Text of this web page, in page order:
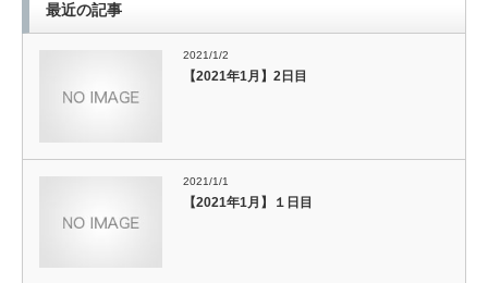
最近の記事
2021/1/2
【2021年1月】2日目
2021/1/1
【2021年1月】１日目